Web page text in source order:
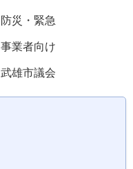
防災・緊急
事業者向け
武雄市議会